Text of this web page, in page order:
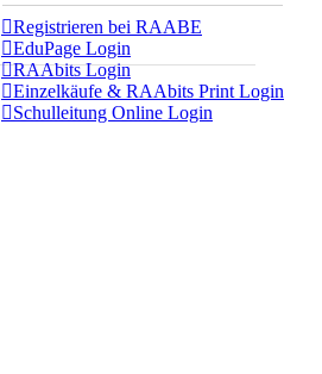
Registrieren bei RAABE
EduPage Login
RAAbits Login
Einzelkäufe & RAAbits Print Login
Schulleitung Online Login